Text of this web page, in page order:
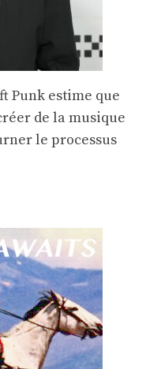
Punk estime que
de la musique
le processus